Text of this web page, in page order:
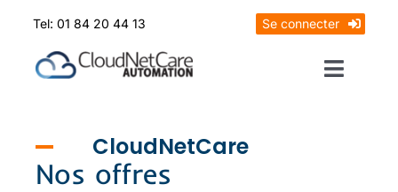
content
Tel: 01 84 20 44 13 Se connecter
Toggle
Mon diagnostic offert
CloudNetCare
Nos offres